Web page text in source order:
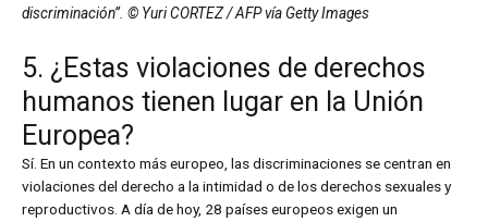
discriminación”. © Yuri CORTEZ / AFP vía Getty Images
5. ¿Estas violaciones de derechos
humanos tienen lugar en la Unión
Europea?
Sí. En un contexto más europeo, las discriminaciones se centran en
violaciones del derecho a la intimidad o de los derechos sexuales y
reproductivos. A día de hoy, 28 países europeos exigen un